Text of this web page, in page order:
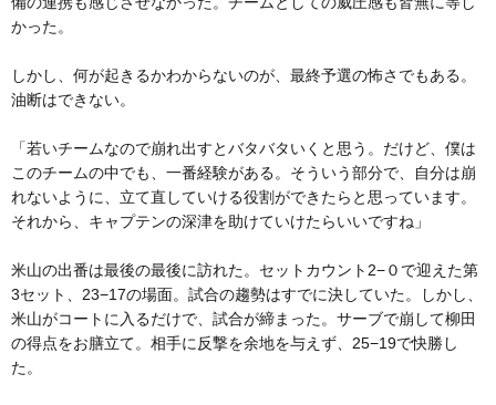
かった。
しかし、何が起きるかわからないのが、最終予選の怖さでもある。
油断はできない。
「若いチームなので崩れ出すとバタバタいくと思う。だけど、僕は
このチームの中でも、一番経験がある。そういう部分で、自分は崩
れないように、立て直していける役割ができたらと思っています。
それから、キャプテンの深津を助けていけたらいいですね」
米山の出番は最後の最後に訪れた。セットカウント2−０で迎えた第
3セット、23−17の場面。試合の趨勢はすでに決していた。しかし、
米山がコートに入るだけで、試合が締まった。サーブで崩して柳田
の得点をお膳立て。相手に反撃を余地を与えず、25−19で快勝し
た。